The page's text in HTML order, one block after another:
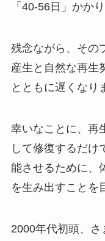
「40-56日」かかり
残念ながら、その
産生と自然な再生
とともに遅くなり
幸いなことに、再
して修復するだけ
能させるために、
を生み出すことを
2000年代初頭、